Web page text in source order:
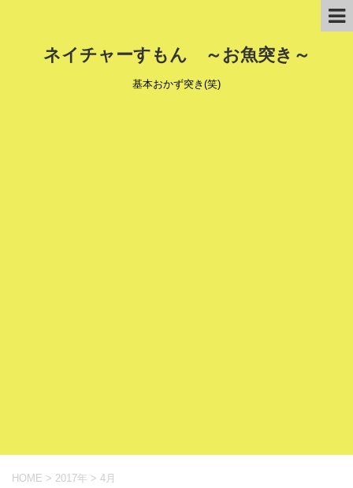
ネイチャーすもん ～お魚突き～
基本おかず突き(笑)
HOME > 2017年 > 4月